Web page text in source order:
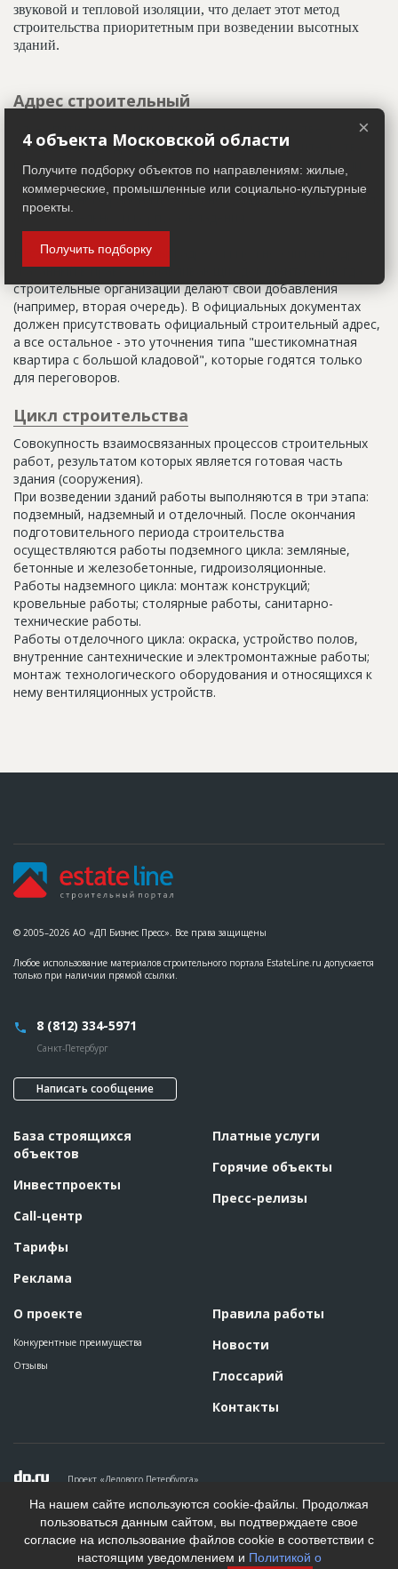
звуковой и тепловой изоляции, что делает этот метод
строительства приоритетным при возведении высотных
зданий.
Адрес строительный
официального адреса дома до окончания строительства,
когда дому присваивают почтовый адрес. Строительный
адрес обычно состоит из трех частей: названия
строительного района (возможно, улицы), номера квартала
(не обязательно) и корпуса (владения).
Настоящим строительным адресом можно считать адрес,
указанный в правоустанавливающих документах. Иногда
строительные организации делают свои добавления
(например, вторая очередь). В официальных документах
должен присутствовать официальный строительный адрес,
а все остальное - это уточнения типа "шестикомнатная
квартира с большой кладовой", которые годятся только
для переговоров.
Цикл строительства
Совокупность взаимосвязанных процессов строительных
работ, результатом которых является готовая часть
здания (сооружения).
При возведении зданий работы выполняются в три этапа:
подземный, надземный и отделочный. После окончания
подготовительного периода строительства
осуществляются работы подземного цикла: земляные,
бетонные и железобетонные, гидроизоляционные.
Работы надземного цикла: монтаж конструкций;
кровельные работы; столярные работы, санитарно-
технические работы.
Работы отделочного цикла: окраска, устройство полов,
внутренние сантехнические и электромонтажные работы;
монтаж технологического оборудования и относящихся к
нему вентиляционных устройств.
© 2005–2026 АО «ДП Бизнес Пресс». Все права защищены
Любое использование материалов строительного портала EstateLine.ru допускается
только при наличии прямой ссылки.
8 (812) 334-5971
Санкт-Петербург
Написать сообщение
База строящихся
объектов
Инвестпроекты
Call-центр
Тарифы
Реклама
О проекте
Конкурентные преимущества
Отзывы
Платные услуги
Горячие объекты
Пресс-релизы
Правила работы
Новости
Глоссарий
Контакты
Проект «Делового Петербурга»
Политика конфиденциальности
Пользовательское соглашение
На информационном ресурсе применяются рекомендательные
технологии. Подробнее.
На нашем сайте используются cookie-файлы. Продолжая
пользоваться данным сайтом, вы подтверждаете свое
согласие на использование файлов cookie в соответствии с
настоящим уведомлением и Политикой о
×
4 объекта Московской области
Получите подборку объектов по направлениям: жилые,
коммерческие, промышленные или социально-культурные
проекты.
Получить подборку